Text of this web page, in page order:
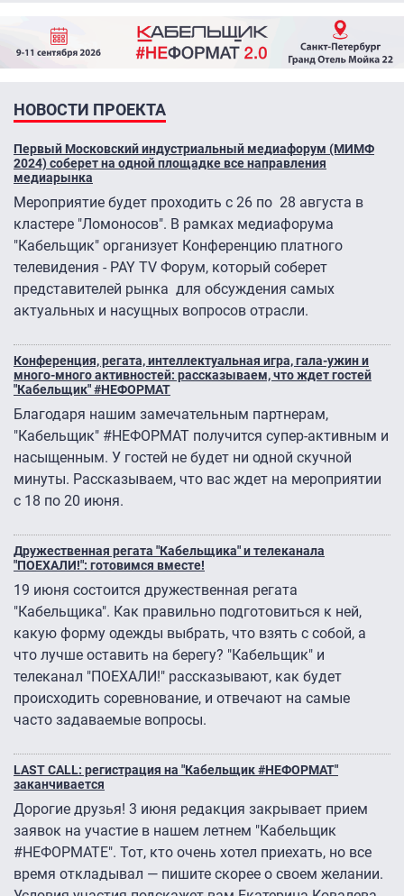
НОВОСТИ ПРОЕКТА
Первый Московский индустриальный медиафорум (МИМФ
2024) соберет на одной площадке все направления
медиарынка
Мероприятие будет проходить с 26 по 28 августа в
кластере "Ломоносов". В рамках медиафорума
"Кабельщик" организует Конференцию платного
телевидения - PAY TV Форум, который соберет
представителей рынка для обсуждения самых
актуальных и насущных вопросов отрасли.
Конференция, регата, интеллектуальная игра, гала-ужин и
много-много активностей: рассказываем, что ждет гостей
"Кабельщик" #НЕФОРМАТ
Благодаря нашим замечательным партнерам,
"Кабельщик" #НЕФОРМАТ получится супер-активным и
насыщенным. У гостей не будет ни одной скучной
минуты. Рассказываем, что вас ждет на мероприятии
с 18 по 20 июня.
Дружественная регата "Кабельщика" и телеканала
"ПОЕХАЛИ!": готовимся вместе!
19 июня состоится дружественная регата
"Кабельщика". Как правильно подготовиться к ней,
какую форму одежды выбрать, что взять с собой, а
что лучше оставить на берегу? "Кабельщик" и
телеканал "ПОЕХАЛИ!" рассказывают, как будет
происходить соревнование, и отвечают на самые
часто задаваемые вопросы.
LAST CALL: регистрация на "Кабельщик #НЕФОРМАТ"
заканчивается
Дорогие друзья! 3 июня редакция закрывает прием
заявок на участие в нашем летнем "Кабельщик
#НЕФОРМАТЕ". Тот, кто очень хотел приехать, но все
время откладывал — пишите скорее о своем желании.